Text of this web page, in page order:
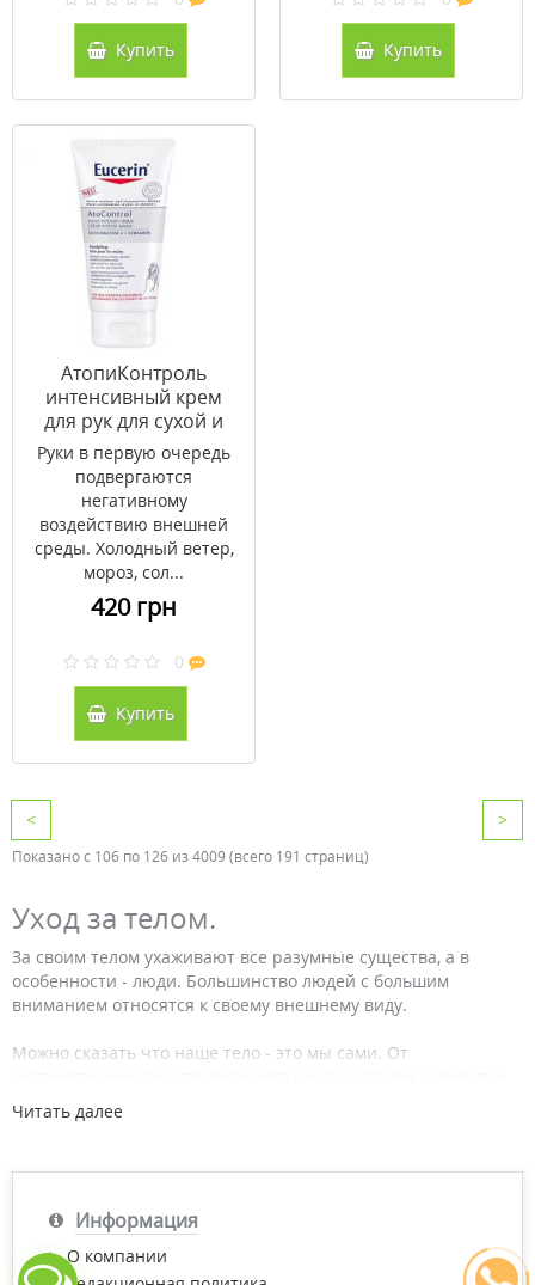
Купить Купить
АтопиКонтроль
интенсивный крем
для рук для сухой и
атопической кожи ТМ
Эуцерин/Eucerin 75
мл
Руки в первую очередь
подвергаются
негативному
воздействию внешней
среды. Холодный ветер,
мороз, сол...
420 грн
0
Купить
< >
Показано с 106 по 126 из 4009 (всего 191 страниц)
Уход за телом.
За своим телом ухаживают все разумные существа, а в
особенности - люди. Большинство людей с большим
вниманием относятся к своему внешнему виду.
Можно сказать что наше тело - это мы сами. От
наша молодость, и привлекательность. Особенно это важно
для женщин, которые всегда стремились к совершенству.
телом зависит и наше с вами здоровье. Площадь нашей
представьте себе, 2-мя миллионами потовых желез, функции
которых впечатляют. Тут и выделение пота, и насыщение
тканей кислородом, и выделение углекислого газа. Так как за
Читать далее
Информация
О компании